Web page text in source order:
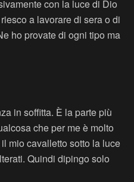
con la luce di Dio
a lavorare di sera o di
ho provate di ogni tipo ma
in soffitta. È la parte più
che per me è molto
mio cavalletto sotto la luce
Quindi dipingo solo